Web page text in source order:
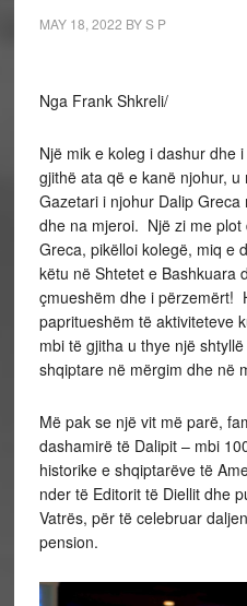
MAY 18, 2022 BYS P
Nga Frank Shkreli/
Një mik e koleg i dashur dhe
gjithë ata që e kanë njohur,
Gazetari i njohur Dalip
dhe na mjeroi. Një zi me plot
Greca, pikëlloi kolegë, miq e
këtu në Shtetet e Bashkuara
çmueshëm dhe i përzemërt!
papritueshëm të aktiviteteve
mbi të gjitha u thye një
shqiptare në mërgim dhe në
Më pak se një vit më parë,
dashamirë të Dalipit – mbi
historike e shqiptarëve të
nder të Editorit të Diellit dhe
Vatrës, për të celebruar
pension.